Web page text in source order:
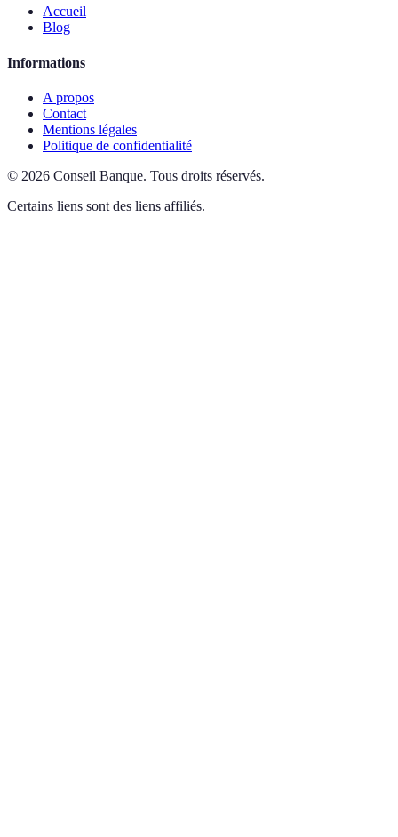
Accueil
Blog
Informations
A propos
Contact
Mentions légales
Politique de confidentialité
© 2026 Conseil Banque. Tous droits réservés.
Certains liens sont des liens affiliés.